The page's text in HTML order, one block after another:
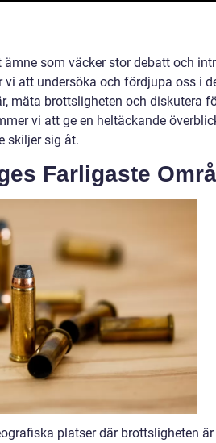
som väcker stor debatt och
att undersöka och fördjupa oss i
mäta brottsligheten och diskutera
vi att ge en heltäckande
skiljer sig åt.
Farligaste
platser där brottsligheten